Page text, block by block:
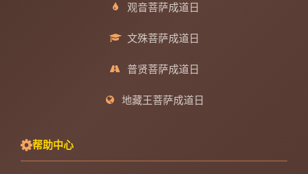
观音菩萨成道日
文殊菩萨成道日
普贤菩萨成道日
地藏王菩萨成道日
帮助中心